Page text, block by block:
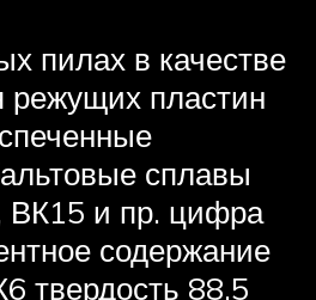
пилах в качестве
режущих пластин
сплавы
ВК15 и пр. цифра
содержание
твердость 88,5